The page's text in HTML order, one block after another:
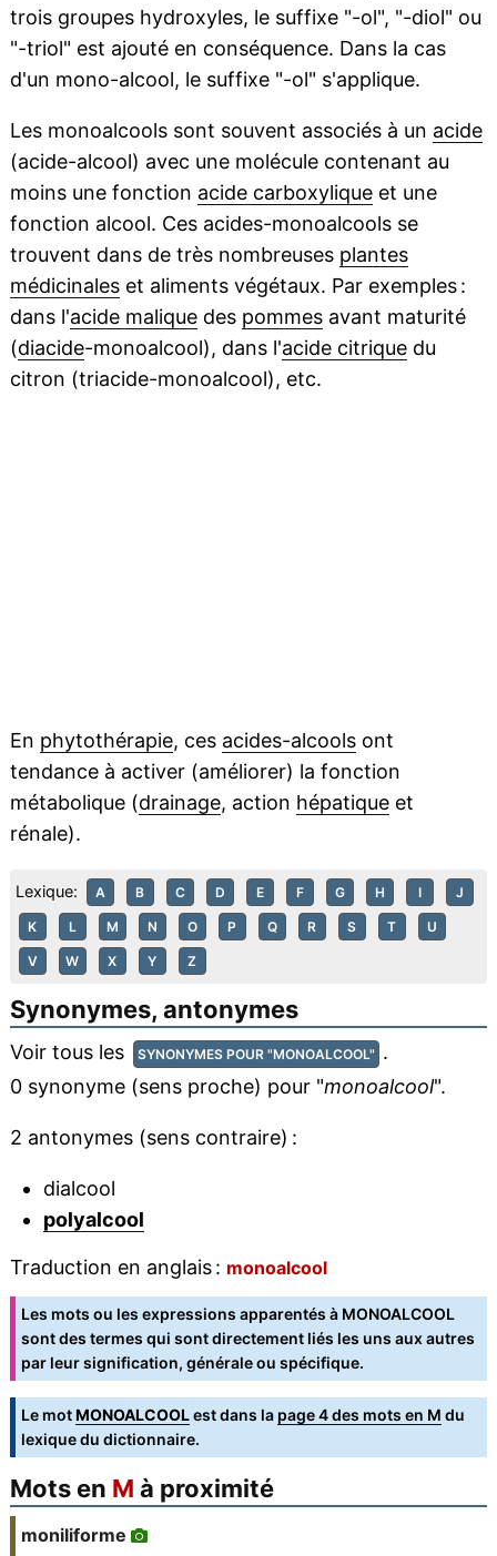
trois groupes hydroxyles, le suffixe "-ol", "-diol" ou
"-triol" est ajouté en conséquence. Dans la cas
d'un mono-alcool, le suffixe "-ol" s'applique.
Les monoalcools sont souvent associés à un acide
(acide-alcool) avec une molécule contenant au
moins une fonction acide carboxyliqueet une
fonction alcool. Ces acides-monoalcools se
trouvent dans de très nombreuses plantes
médicinaleset aliments végétaux. Par exemples :
dans l'acide maliquedes pommesavant maturité
(diacide-monoalcool), dans l'acide citriquedu
citron (triacide-monoalcool), etc.
En phytothérapie, ces acides-alcoolsont
tendance à activer (améliorer) la fonction
métabolique (drainage, action hépatiqueet
rénale).
Lexique: A B C D E F G H I J
K L M N O P Q R S T U
V W X Y Z
Synonymes, antonymes
Voir tous les SYNONYMES POUR "MONOALCOOL" .
0 synonyme (sens proche) pour "monoalcool".
2 antonymes (sens contraire) :
dialcool
polyalcool
Traduction en anglais : monoalcool
Les mots ou les expressions apparentés à MONOALCOOL
sont des termes qui sont directement liés les uns aux autres
par leur signification, générale ou spécifique.
Le motMONOALCOOLest dans la page 4 des mots en M du
lexique du dictionnaire.
Mots en M à proximité
moniliforme